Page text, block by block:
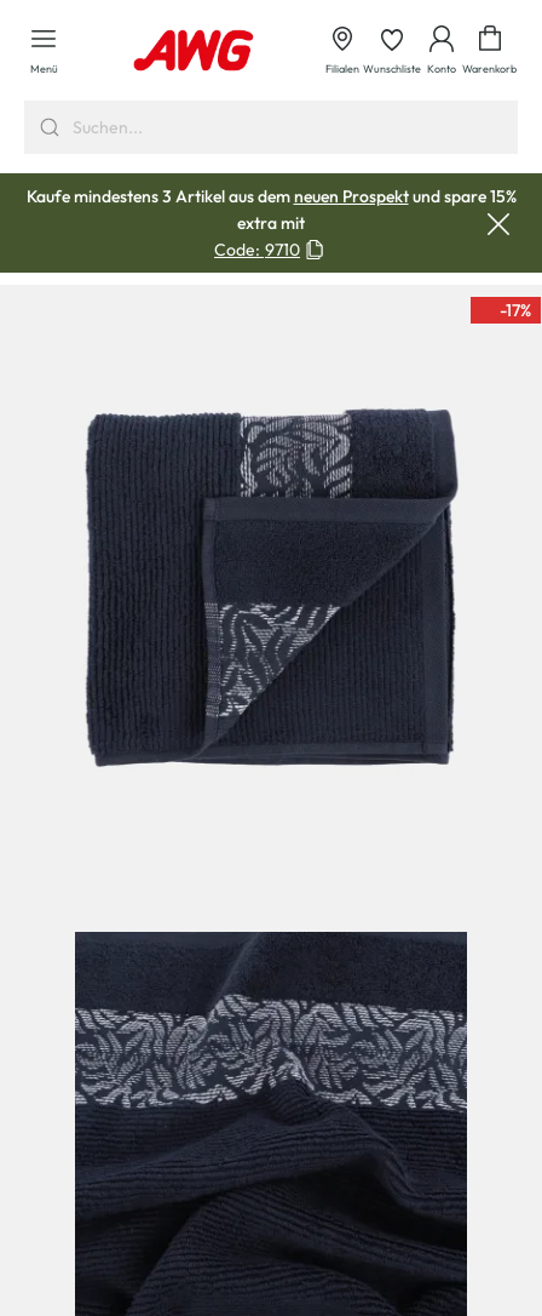
springen
Menü Filialen Wunschliste Konto Warenkorb
Kaufe mindestens 3 Artikel aus demneuen Prospektund spare 15%
extra mit
Code: 9710
-17%